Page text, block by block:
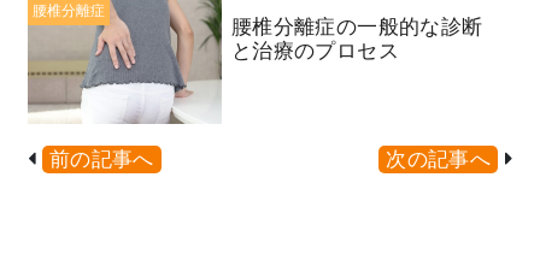
腰椎分離症
腰椎分離症の一般的な診断
と治療のプロセス
前の記事へ 次の記事へ